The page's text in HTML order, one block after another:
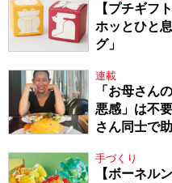
【プチギフ
ホッとひと
グ」
連載
「お母さん
悪感」は不
さん同士で
手づくり
【ボーネル